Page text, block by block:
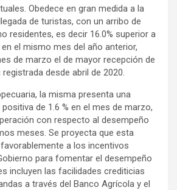
Obedece en gran medida a la
de turistas, con un arribo de
residentes, es decir 16.0% superior a
el mismo mes del año anterior,
de marzo el de mayor recepción de
desde abril de 2020.
la misma presenta una
de 1.6 % en el mes de marzo,
con respecto al desempeño
meses. Se proyecta que esta
a los incentivos
para fomentar el desempeño
incluyen las facilidades crediticias
a través del Banco Agrícola y el